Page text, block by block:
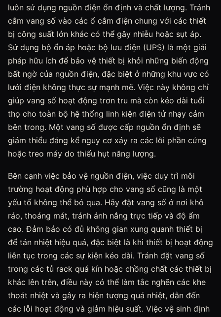
luôn sử dụng nguồn điện ổn định và chất lượng. Tránh
cắm vang số vào các ổ cắm điện chung với các thiết
bị công suất lớn khác có thể gây nhiễu hoặc sụt áp.
Sử dụng bộ ổn áp hoặc bộ lưu điện (UPS) là một giải
pháp hữu ích để bảo vệ thiết bị khỏi những biến động
bất ngờ của nguồn điện, đặc biệt ở những khu vực có
lưới điện không thực sự mạnh mẽ. Việc này không chỉ
giúp vang số hoạt động trơn tru mà còn kéo dài tuổi
thọ cho toàn bộ hệ thống linh kiện điện tử nhạy cảm
bên trong. Một vang số được cấp nguồn ổn định sẽ
giảm thiểu đáng kể nguy cơ xảy ra các lỗi phần cứng
hoặc treo máy do thiếu hụt năng lượng.
Bên cạnh việc bảo vệ nguồn điện, việc duy trì môi
trường hoạt động phù hợp cho vang số cũng là một
yếu tố không thể bỏ qua. Hãy đặt vang số ở nơi khô
ráo, thoáng mát, tránh ánh nắng trực tiếp và độ ẩm
cao. Đảm bảo có đủ không gian xung quanh thiết bị
để tản nhiệt hiệu quả, đặc biệt là khi thiết bị hoạt động
liên tục trong các sự kiện kéo dài. Tránh đặt vang số
trong các tủ rack quá kín hoặc chồng chất các thiết bị
khác lên trên, điều này có thể làm tắc nghẽn các khe
thoát nhiệt và gây ra hiện tượng quá nhiệt, dẫn đến
các lỗi hoạt động và giảm hiệu suất. Việc vệ sinh định